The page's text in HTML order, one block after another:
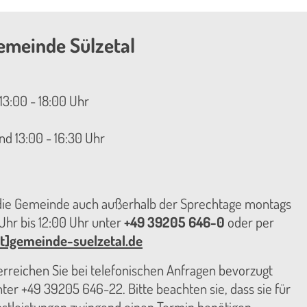
Sülzetal
- 18:00 Uhr
13:00 - 16:30 Uhr
Gemeinde auch außerhalb der Sprechtage montags
bis 12:00 Uhr unter+49 39205 646-0 oder per
suelzetal.de
Sie bei telefonischen Anfragen bevorzugt
+49 39205 646-22. Bitte beachten sie, dass sie für